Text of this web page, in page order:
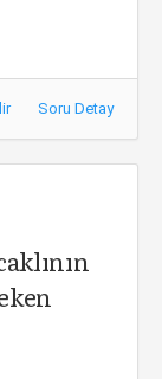
Soru Detay